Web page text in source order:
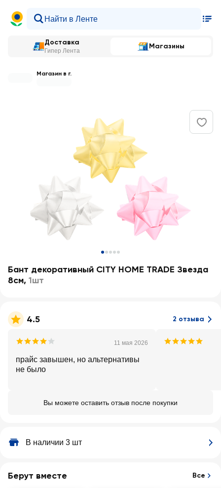
Доставка
Гипер Лента
Магазины
Магазин в г.
Бант декоративный CITY HOME TRADE Звезда
8см, 1шт
4.5 2 отзыва
11 мая 2026
прайс завышен, но альтернативы
не было
Вы можете оставить отзыв после покупки
В наличии 3 шт
Берут вместе Все